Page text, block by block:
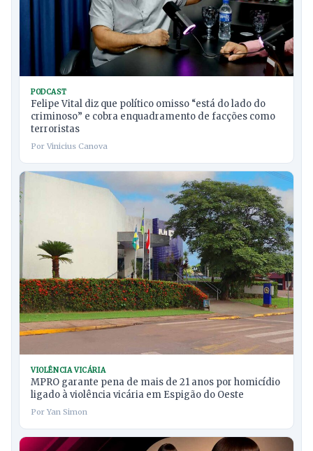
PODCAST
Felipe Vital diz que político omisso “está do lado do
criminoso” e cobra enquadramento de facções como
terroristas
Por Vinicius Canova
VIOLÊNCIA VICÁRIA
MPRO garante pena de mais de 21 anos por homicídio
ligado à violência vicária em Espigão do Oeste
Por Yan Simon